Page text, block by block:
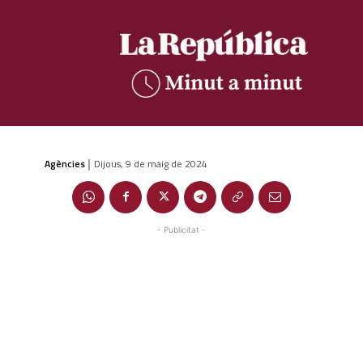
Agències | Dijous, 9 de maig de 2024
- Publicitat -